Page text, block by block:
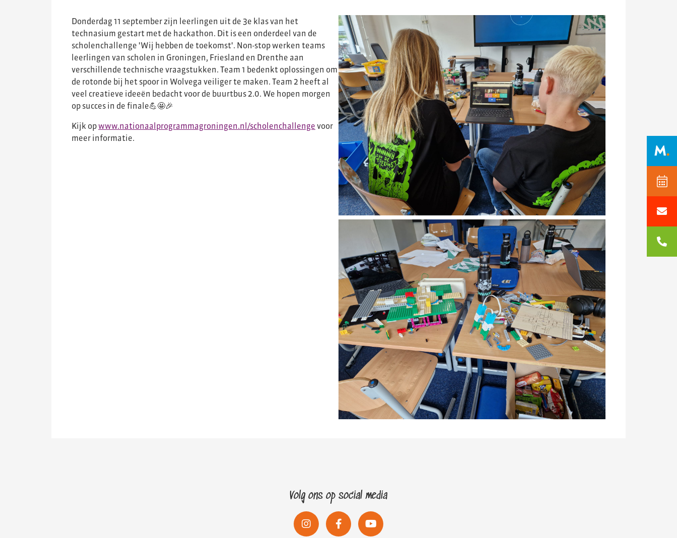
Donderdag 11 september zijn leerlingen uit de 3e klas van het
technasium gestart met de hackathon. Dit is een onderdeel van de
scholenchallenge 'Wij hebben de toekomst'. Non-stop werken teams
leerlingen van scholen in Groningen, Friesland en Drenthe aan
verschillende technische vraagstukken. Team 1 bedenkt oplossingen om
de rotonde bij het spoor in Wolvega veiliger te maken. Team 2 heeft al
veel creatieve ideeën bedacht voor de buurtbus 2.0. We hopen morgen
op succes in de finale💪🤩🎉
Kijk opwww.nationaalprogrammagroningen.nl/scholenchallenge voor
meer informatie.
Volg ons op social media